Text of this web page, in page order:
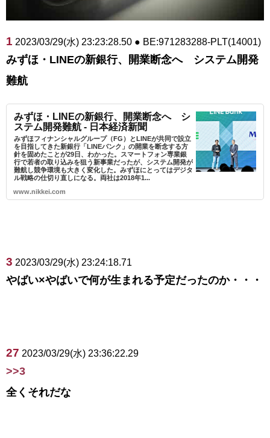
1 2023/03/29(水) 23:23:28.50 ● BE:971283288-PLT(14001)
みずほ・LINEの新銀行、開業断念へ システム開発
難航
みずほ・LINEの新銀行、開業断念へ シ
ステム開発難航 - 日本経済新聞
みずほフィナンシャルグループ（FG）とLINEが共同で設立
を目指してきた新銀行「LINEバンク」の開業を断念する方
針を固めたことが29日、わかった。スマートフォン専業銀
行で若者の取り込みを狙う新事業だったが、システム開発が
難航し競争環境も大きく変化した。みずほにとってはデジタ
ル戦略の仕切り直しになる。両社は2018年1...
www.nikkei.com
3 2023/03/29(水) 23:24:18.71
やばい×やばいで何が生まれる予定だったのか・・・
27 2023/03/29(水) 23:36:22.29
>>3
全くそれだな